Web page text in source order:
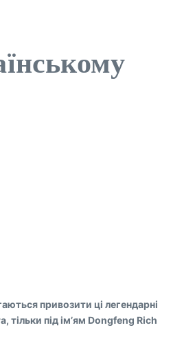
привозити ці легендарні
тільки під ім’ям Dongfeng Rich